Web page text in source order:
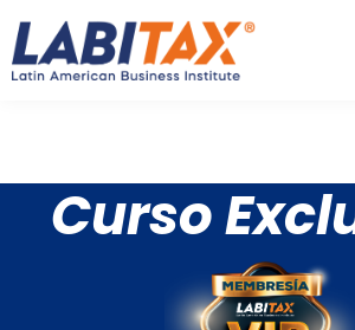
LabitaxVIP
Diamond
Regístrate
Ingresar
Curso